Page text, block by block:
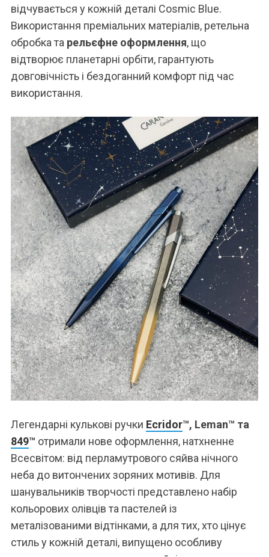
відчувається у кожній деталі Cosmic Blue.
Використання преміальних матеріалів, ретельна
обробка та рельєфне оформлення, що
відтворює планетарні орбіти, гарантують
довговічність і бездоганний комфорт під час
використання.
Легендарні кулькові ручки Ecridor™, Leman™ та
849™ отримали нове оформлення, натхненне
Всесвітом: від перламутрового сяйва нічного
неба до витончених зоряних мотивів. Для
шанувальників творчості представлено набір
кольорових олівців та пастелей із
металізованими відтінками, а для тих, хто цінує
стиль у кожній деталі, випущено особливу